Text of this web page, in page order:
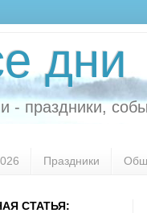
дни
- праздники,
Праздники
СТАТЬЯ: